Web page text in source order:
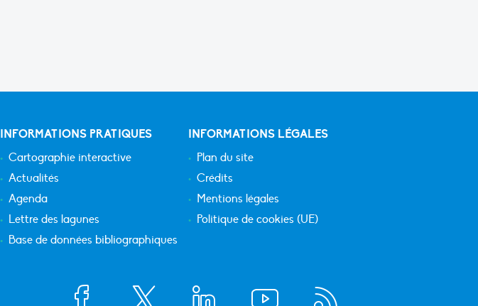
INFORMATIONS PRATIQUES
Cartographie interactive
Actualités
Agenda
Lettre des lagunes
Base de données bibliographiques
INFORMATIONS LÉGALES
Plan du site
Crédits
Mentions légales
Politique de cookies (UE)